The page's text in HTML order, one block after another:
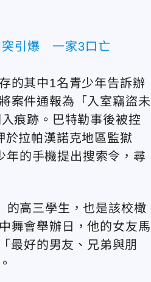
突引爆 一家3口亡
的其中1名青少年告訴辦
案件通報為「入室竊盜未
痕跡。巴特勒事後被控
拉帕漢諾克地區監獄
年的手機提出搜索令，尋
的高三學生，也是該校橄
舞會舉辦日，他的女友馬
最好的男友、兄弟與朋